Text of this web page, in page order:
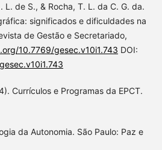
L. de S., & Rocha, T. L. da C. G. da.
significados e dificuldades na
de Gestão e Secretariado,
10.7769/gesec.v10i1.743 DOI:
Currículos e Programas da EPCT.
da Autonomia. São Paulo: Paz e